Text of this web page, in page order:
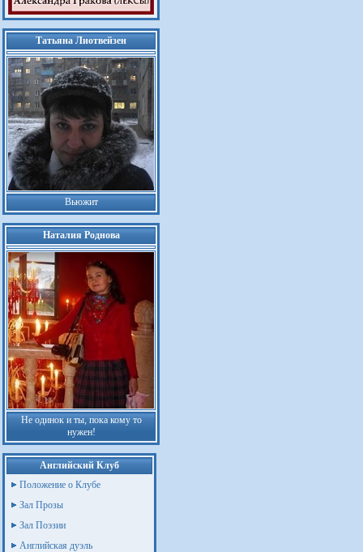
Татьяна Лиотвейзен
Вьюжит
Наталия Роднова
Не одинок и ты, пока кому то
нужен!
Английский Клуб
Положение о Клубе
Зал Прозы
Зал Поэзии
Английская дуэль